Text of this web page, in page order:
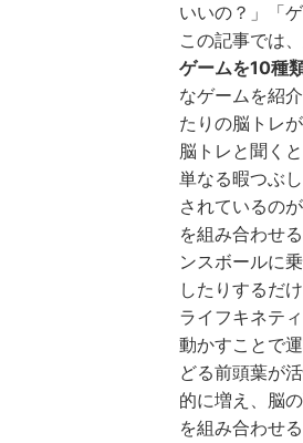
いいの？」「
この記事では
ゲームを10種
なゲームを紹
たりの脳トレ
脳トレと聞く
単なる暇つぶ
されているの
を組み合わせ
ンスボールに
したりするだ
ライフキネテ
動かすことで
どる前頭葉が
的に増え、脳
を組み合わせ